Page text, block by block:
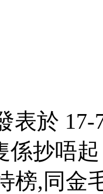
表於 17-
係抄唔起
榜,同金